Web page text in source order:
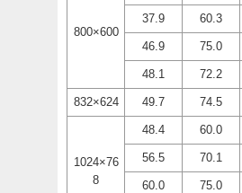
800×600
37.9 60.3
46.9 75.0
48.1 72.2
832×624 49.7 74.5
1024×76
8
48.4 60.0
56.5 70.1
60.0 75.0